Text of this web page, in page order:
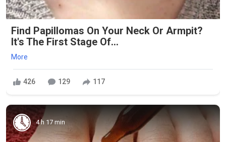
Find Papillomas On Your Neck Or Armpit?
It's The First Stage Of...
More
426 129 117
4 h 17 min